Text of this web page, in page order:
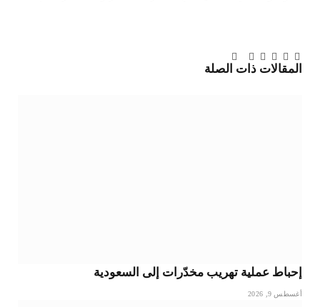
فيسبوك
تويتربينتيريست
لينكدإن
Tumblr
تيلقرام
البريد
الإلكتروني
المقالات ذات الصلة
إحباط عملية تهريب مخدّرات إلى السعودية
أغسطس 9, 2026